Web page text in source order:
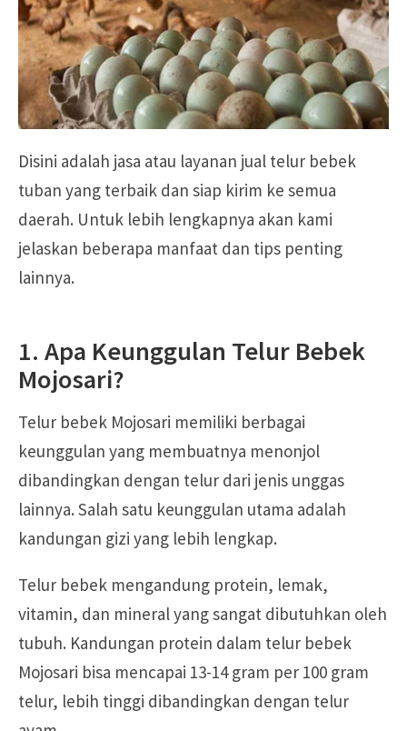
Disini adalah jasa atau layanan jual telur bebek
tuban yang terbaik dan siap kirim ke semua
daerah. Untuk lebih lengkapnya akan kami
jelaskan beberapa manfaat dan tips penting
lainnya.
1. Apa Keunggulan Telur Bebek
Mojosari?
Telur bebek Mojosari memiliki berbagai
keunggulan yang membuatnya menonjol
dibandingkan dengan telur dari jenis unggas
lainnya. Salah satu keunggulan utama adalah
kandungan gizi yang lebih lengkap.
Telur bebek mengandung protein, lemak,
vitamin, dan mineral yang sangat dibutuhkan oleh
tubuh. Kandungan protein dalam telur bebek
Mojosari bisa mencapai 13-14 gram per 100 gram
telur, lebih tinggi dibandingkan dengan telur